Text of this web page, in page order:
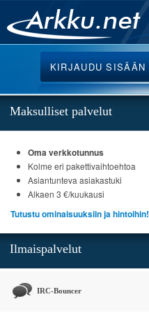
Etusivu
Uutiset
Palvelut
Ohjeet
Keskustelu
Webmail
KIRJAUDUSISÄÄN
Maksulliset palvelut
Oma verkkotunnus
Kolme eri pakettivaihtoehtoa
Asiantunteva asiakastuki
Alkaen 3 €/kuukausi
Tutustu ominaisuuksiin ja hintoihin!
Ilmaispalvelut
IRC-Bouncer